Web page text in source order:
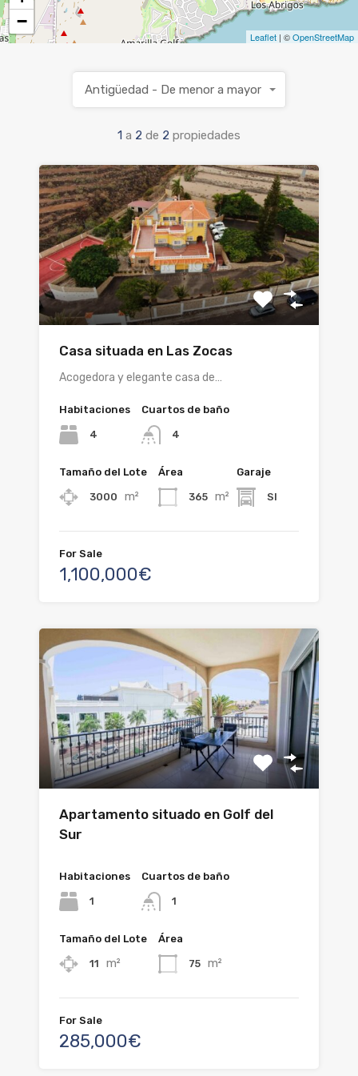
−
Leaflet | ©OpenStreetMap
1 a 2 de 2 propiedades
Antigüedad - De menor a mayor
Casa situada en Las Zocas
Acogedora y elegante casa de…
Habitaciones
4
Cuartos de baño
4
Tamaño del Lote
3000 m²
Área
365 m²
Garaje
SI
For Sale
1,100,000€
Apartamento situado en Golf del
Sur
Habitaciones
1
Cuartos de baño
1
Tamaño del Lote
11 m²
Área
75 m²
For Sale
285,000€